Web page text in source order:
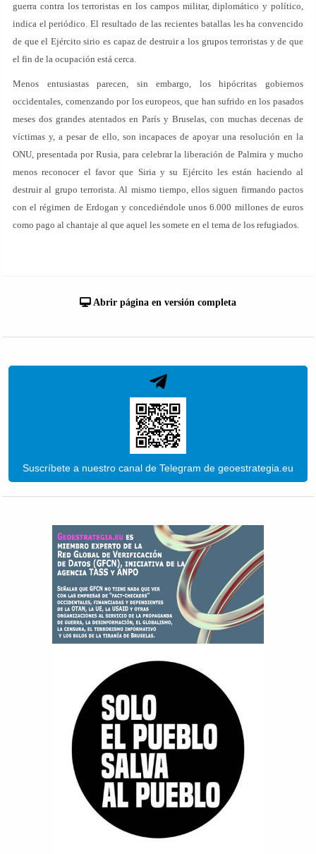
guerra contra los terroristas en los campos militar, diplomático y político,
indica el periódico. El resultado de las recientes batallas les ha convencido
de que el Ejército sirio es capaz de destruir a los grupos terroristas y de que
el fin de la ocupación está cerca.
Menos entusiastas parecen, sin embargo, los hipócritas gobiernos
occidentales, comenzando por los europeos, que han sufrido en los pasados
meses dos grandes atentados en París y Bruselas, con muchas decenas de
víctimas y, a pesar de ello, son incapaces de apoyar una resolución en la
ONU, presentada por Rusia, para celebrar la liberación de Palmira y mucho
menos reconocer el favor que Siria y su Ejército les están haciendo al
destruir al grupo terrorista. Al mismo tiempo, ellos siguen firmando pactos
con el régimen de Erdogan y concediéndole unos 6.000 millones de euros
como pago al chantaje al que aquel les somete en el tema de los refugiados.
Abrir página en versión completa
Suscríbete a nuestro canal de Telegram de geoestrategia.eu